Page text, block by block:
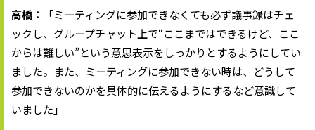
高橋：
「ミーティングに参加できなくても必ず議事録はチェ
ックし、グループチャット上で“ここまではできるけど、ここ
からは難しい”という意思表示をしっかりとするようにしてい
ました。また、ミーティングに参加できない時は、どうして
参加できないのかを具体的に伝えるようにするなど意識して
いました」